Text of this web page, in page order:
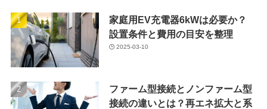
家庭用EV充電器6kWは必要か？
設置条件と費用の目安を整理
2025-03-10
ファーム型接続とノンファーム型
接続の違いとは？再エネ拡大と系